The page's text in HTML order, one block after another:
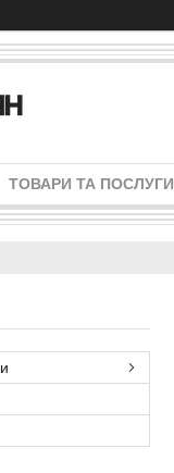
ТОВАРИ ТА ПОСЛУГИ